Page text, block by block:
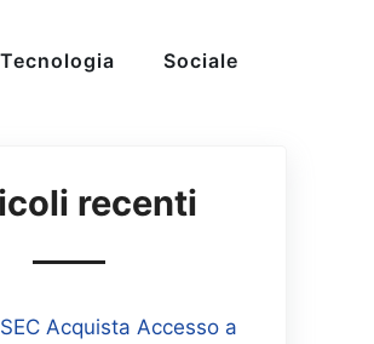
Tecnologia Sociale
recenti
SEC Acquista Accesso a